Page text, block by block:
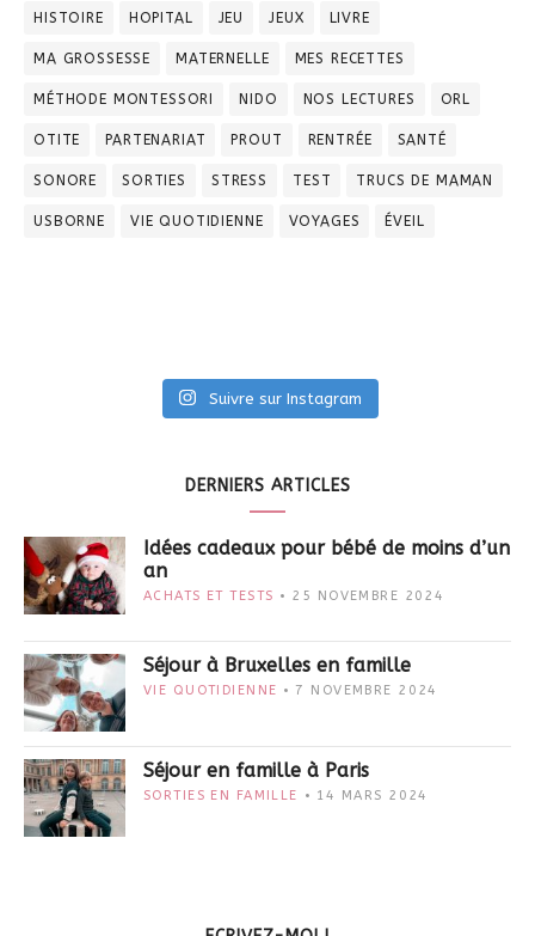
HISTOIRE HOPITAL JEU JEUX LIVRE
MA GROSSESSE MATERNELLE MES RECETTES
MÉTHODE MONTESSORI NIDO NOS LECTURES ORL
OTITE PARTENARIAT PROUT RENTRÉE SANTÉ
SONORE SORTIES STRESS TEST TRUCS DE MAMAN
USBORNE VIE QUOTIDIENNE VOYAGES ÉVEIL
Suivre sur Instagram
DERNIERS ARTICLES
Idées cadeaux pour bébé de moins d’un
an
ACHATS ET TESTS 25 NOVEMBRE 2024
Séjour à Bruxelles en famille
VIE QUOTIDIENNE 7 NOVEMBRE 2024
Séjour en famille à Paris
SORTIES EN FAMILLE 14 MARS 2024